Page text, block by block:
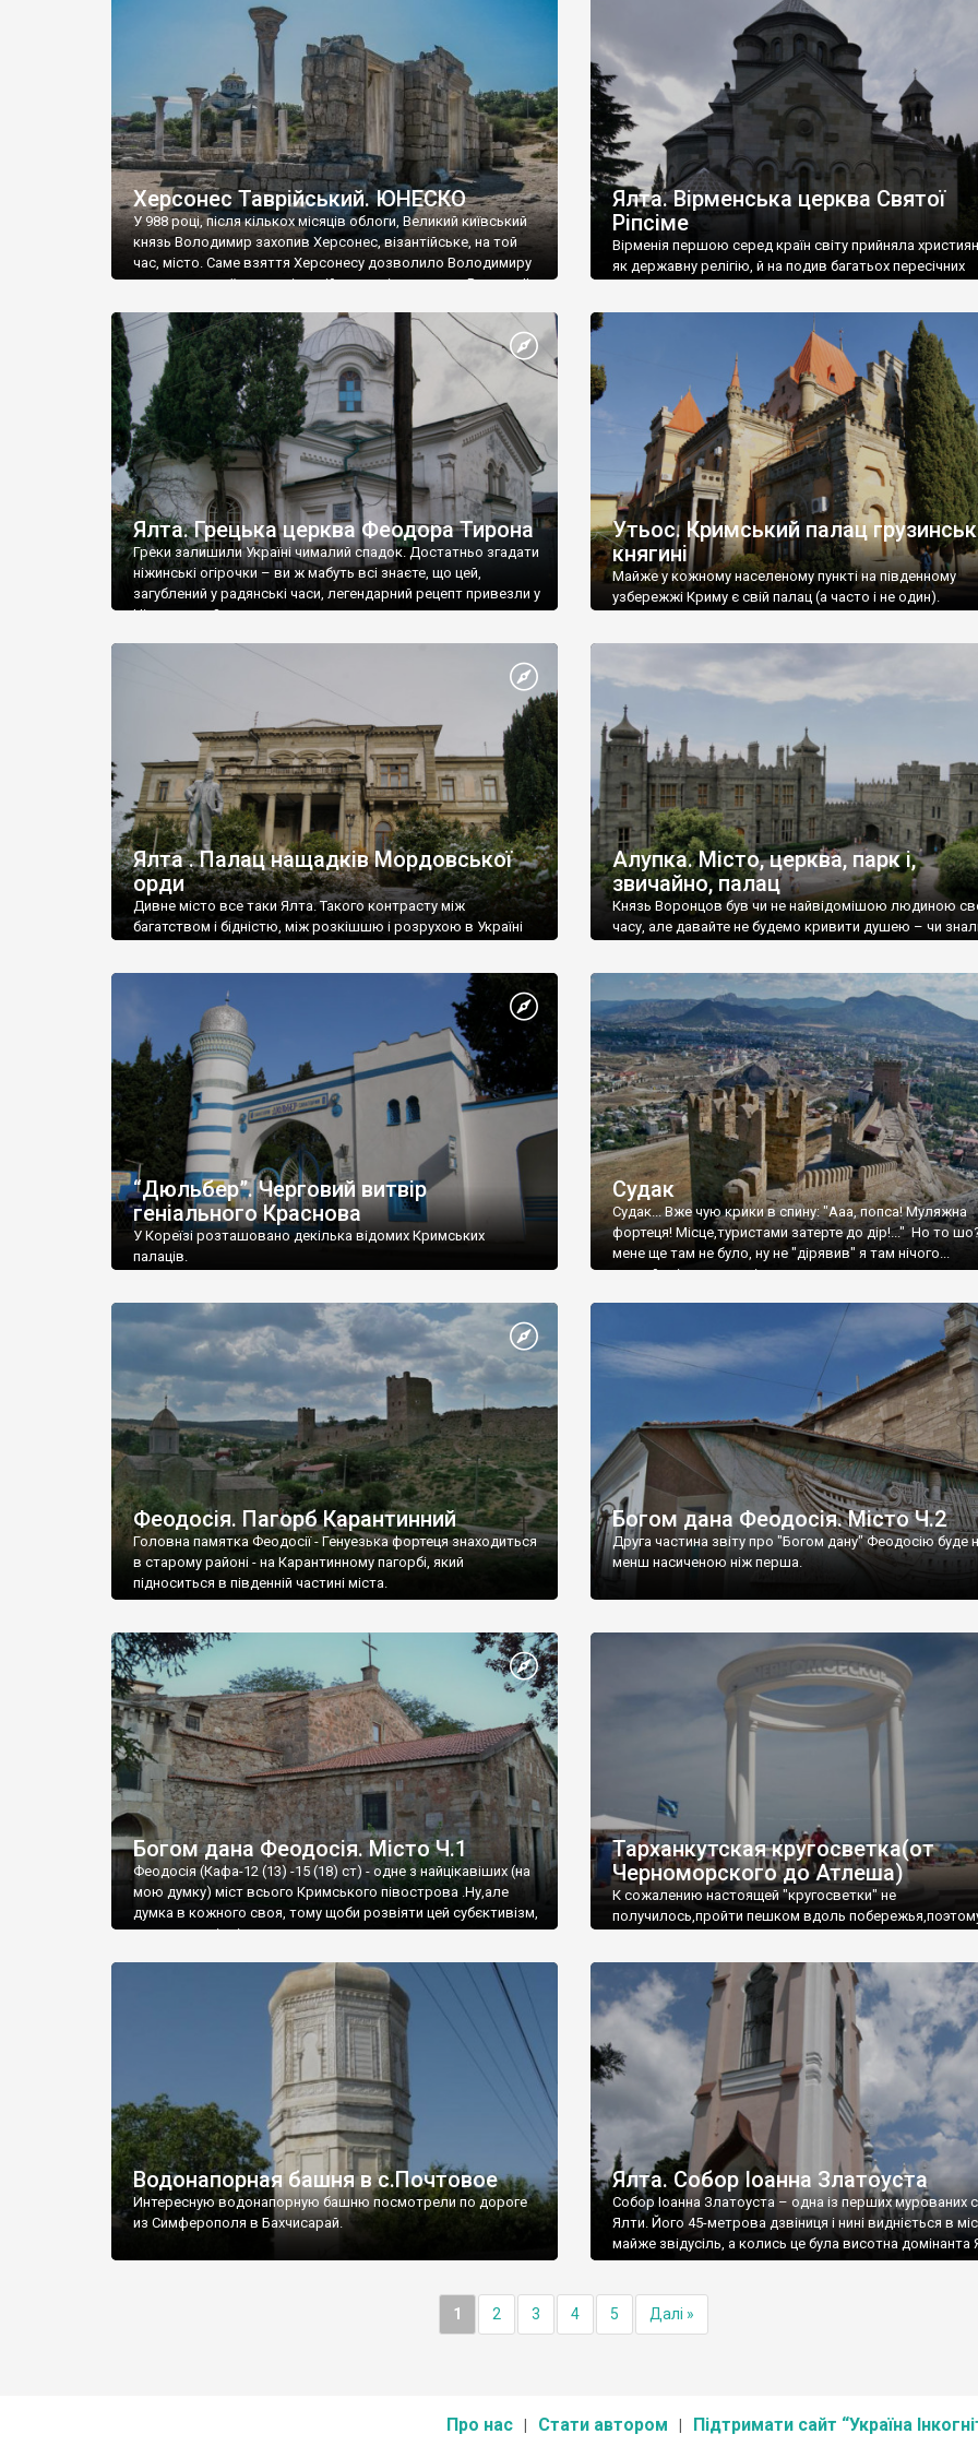
візантійської доби. Раритети викрадені з фондів об’єкту
культурної спадщини ЮНЕСКО «Херсонеса Таврійського».
Офіційно – на виставку «Золото Візантії», але експерти та
влада в Україні вважають це лише […]
називаються «повстяками» (postaki)…” “Вино. Крим
виробляє відмінне вино і його вдосталь: воно все
легке біле і дуже […]
Херсонес Таврійський. ЮНЕСКО
У 988 році, після кількох місяців облоги, Великий київський
князь Володимир захопив Херсонес, візантійське, на той
час, місто. Саме взяття Херсонесу дозволило Володимиру
диктувати свої умови візантійському імператору Василю ІІ,
Херсонесі Володимир-язичник, став Василем-
християнином. А потім було Хрещення Русі. На честь
Херсонесу Таврійського названо місто […]
Ялта. Вірменська церква Святої
Ріпсіме
Вірменія першою серед країн світу прийняла
як державну релігію, й на подив багатьох пересічних
Ялта. Грецька церква Феодора Тирона
Греки залишили Україні чималий спадок. Достатньо згадати
ніжинські огірочки – ви ж мабуть всі знаєте, що цей,
загублений у радянські часи, легендарний рецепт привезли у
Ніжин греки?
Утьос. Кримський палац
княгині
Майже у кожному населеному пункті на південному
узбережжі Криму є свій палац (а часто і не один).
Ялта . Палац нащадків Мордовської
орди
Дивне місто все таки Ялта. Такого контрасту між
багатством і бідністю, між розкішшю і розрухою в Україні
Алупка. Місто, церква, парк і,
звичайно, палац
Князь Воронцов був чи не найвідомішою людиною
часу, але давайте не будемо кривити душею – чи
“Дюльбер”. Черговий витвір
геніального Краснова
У Кореїзі розташовано декілька відомих Кримських
палаців.
Судак
Судак... Вже чую крики в спину: "Ааа, попса! Муляжна
фортеця! Місце,туристами затерте до дір!..." Но то
мене ще там не було, ну не "дірявив" я там нічого...
принаймні до цього літа.
Феодосія. Пагорб Карантинний
Головна памятка Феодосії - Генуезька фортеця знаходиться
в старому районі - на Карантинному пагорбі, який
підноситься в південній частині міста.
Богом дана Феодосія. Місто Ч.2
Друга частина звіту про "Богом дану" Феодосію буде
менш насиченою ніж перша.
Богом дана Феодосія. Місто Ч.1
Феодосія (Кафа-12 (13) -15 (18) ст) - одне з найцікавіших (на
мою думку) міст всього Кримського півострова .Ну,але
думка в кожного своя, тому щоби розвіяти цей субєктивізм,
запрошую відвідати це
Тарханкутская кругосветка(от
Черноморского до Атлеша)
К сожалению настоящей "кругосветки" не
получилось,пройти пешком вдоль
Водонапорная башня в с.Почтовое
Интересную водонапорную башню посмотрели по дороге
из Симферополя в Бахчисарай.
Ялта. Собор Іоанна Златоуста
Собор Іоанна Златоуста – одна із перших мурованих
Ялти. Його 45-метрова дзвіниця і нині видніється в
майже звідусіль, а колись це була висотна домінанта
1 2 3 4 5 Далі »
Про нас Стати автором Підтримати сайт “Україна